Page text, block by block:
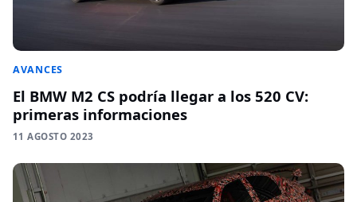
AVANCES
El BMW M2 CS podría llegar a los 520 CV:
primeras informaciones
11 AGOSTO 2023